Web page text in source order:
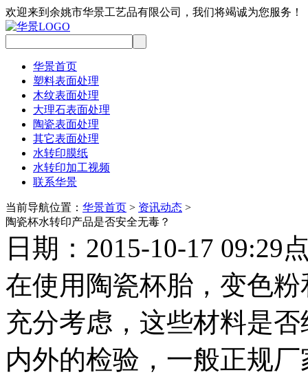
欢迎来到余姚市华景工艺品有限公司，我们将竭诚为您服务！
华景首页
塑料表面处理
木纹表面处理
大理石表面处理
陶瓷表面处理
其它表面处理
水转印膜纸
水转印加工视频
联系华景
当前导航位置： 华景首页 > 资讯动态 >
陶瓷杯水转印产品是否安全无毒？
日期：2015-10-17 09:29
在使用陶瓷杯胎，变色
充分考虑，这些材料是
内外的检验，一般正规